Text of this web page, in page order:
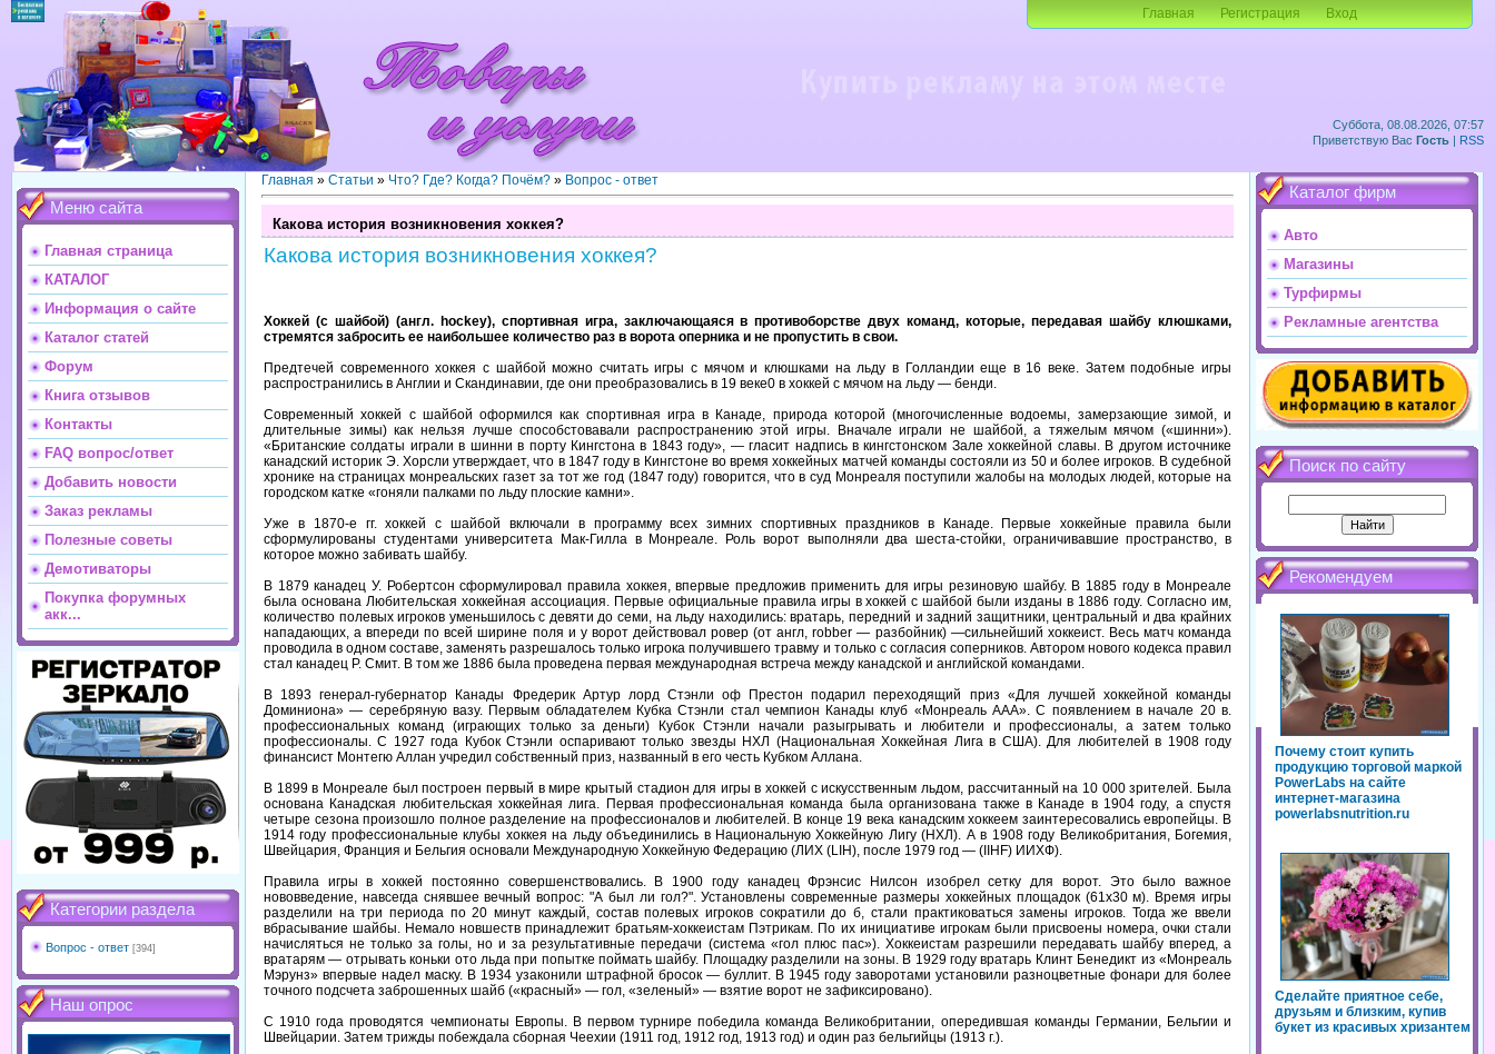
Суббота, 08.08.2026, 07:57
Приветствую Вас Гость | RSS
Главная Регистрация Вход
Меню сайта
Главная страница
КАТАЛОГ
Информация о сайте
Каталог статей
Форум
Книга отзывов
Контакты
FAQ вопрос/ответ
Добавить новости
Заказ рекламы
Полезные советы
Демотиваторы
Покупка форумных
акк...
Категории раздела
Вопрос - ответ [394]
Наш опрос
Главная » Статьи » Что? Где? Когда? Почём? » Вопрос - ответ
Какова история возникновения хоккея?
Какова история возникновения хоккея?
Хоккей (с шайбой) (англ. hockey), спортивная игра, заключающаяся в противоборстве двух команд, которые, передавая шайбу клюшками,
стремятся забросить ее наибольшее количество раз в ворота оперника и не пропустить в свои.
Предтечей современного хоккея с шайбой можно считать игры с мячом и клюшками на льду в Голландии еще в 16 веке. Затем подобные игры
распространились в Англии и Скандинавии, где они преобразовались в 19 веке0 в хоккей с мячом на льду — бенди.
Современный хоккей с шайбой оформился как спортивная игра в Канаде, природа которой (многочисленные водоемы, замерзающие зимой, и
длительные зимы) как нельзя лучше способстовавали распространению этой игры. Вначале играли не шайбой, а тяжелым мячом («шинни»).
«Британские солдаты играли в шинни в порту Кингстона в 1843 году», — гласит надпись в кингстонском Зале хоккейной славы. В другом источнике
канадский историк Э. Хорсли утверждает, что в 1847 году в Кингстоне во время хоккейных матчей команды состояли из 50 и более игроков. В судебной
хронике на страницах монреальских газет за тот же год (1847 году) говорится, что в суд Монреаля поступили жалобы на молодых людей, которые на
городском катке «гоняли палками по льду плоские камни».
Уже в 1870-е гг. хоккей с шайбой включали в программу всех зимних спортивных праздников в Канаде. Первые хоккейные правила были
сформулированы студентами университета Мак-Гилла в Монреале. Роль ворот выполняли два шеста-стойки, ограничивавшие пространство, в
которое можно забивать шайбу.
В 1879 канадец У. Робертсон сформулировал правила хоккея, впервые предложив применить для игры резиновую шайбу. В 1885 году в Монреале
была основана Любительская хоккейная ассоциация. Первые официальные правила игры в хоккей с шайбой были изданы в 1886 году. Согласно им,
количество полевых игроков уменьшилось с девяти до семи, на льду находились: вратарь, передний и задний защитники, центральный и два крайних
нападающих, а впереди по всей ширине поля и у ворот действовал ровер (от англ, robber — разбойник) —сильнейший хоккеист. Весь матч команда
проводила в одном составе, заменять разрешалось только игрока получившего травму и только с согласия соперников. Автором нового кодекса правил
стал канадец Р. Смит. В том же 1886 была проведена первая международная встреча между канадской и английской командами.
В 1893 генерал-губернатор Канады Фредерик Артур лорд Стэнли оф Престон подарил переходящий приз «Для лучшей хоккейной команды
Доминиона» — серебряную вазу. Первым обладателем Кубка Стэнли стал чемпион Канады клуб «Монреаль ААА». С появлением в начале 20 в.
профессиональных команд (играющих только за деньги) Кубок Стэнли начали разыгрывать и любители и профессионалы, а затем только
профессионалы. С 1927 года Кубок Стэнли оспаривают только звезды НХЛ (Национальная Хоккейная Лига в США). Для любителей в 1908 году
финансист Монтегю Аллан учредил собственный приз, названный в его честь Кубком Аллана.
В 1899 в Монреале был построен первый в мире крытый стадион для игры в хоккей с искусственным льдом, рассчитанный на 10 000 зрителей. Была
основана Канадская любительская хоккейная лига. Первая профессиональная команда была организована также в Канаде в 1904 году, а спустя
четыре сезона произошло полное разделение на профессионалов и любителей. В конце 19 века канадским хоккеем заинтересовались европейцы. В
1914 году профессиональные клубы хоккея на льду объединились в Национальную Хоккейную Лигу (НХЛ). А в 1908 году Великобритания, Богемия,
Швейцария, Франция и Бельгия основали Международную Хоккейную Федерацию (ЛИХ (LIH), после 1979 год — (IIHF) ИИХФ).
Правила игры в хоккей постоянно совершенствовались. В 1900 году канадец Фрэнсис Нилсон изобрел сетку для ворот. Это было важное
нововведение, навсегда снявшее вечный вопрос: "А был ли гол?". Установлены современные размеры хоккейных площадок (61x30 м). Время игры
разделили на три периода по 20 минут каждый, состав полевых игроков сократили до б, стали практиковаться замены игроков. Тогда же ввели
вбрасывание шайбы. Немало новшеств принадлежит братьям-хоккеистам Пэтрикам. По их инициативе игрокам были присвоены номера, очки стали
начисляться не только за голы, но и за результативные передачи (система «гол плюс пас»). Хоккеистам разрешили передавать шайбу вперед, а
вратарям — отрывать коньки ото льда при попытке поймать шайбу. Площадку разделили на зоны. В 1929 году вратарь Клинт Бенедикт из «Монреаль
Мэрунз» впервые надел маску. В 1934 узаконили штрафной бросок — буллит. В 1945 году заворотами установили разноцветные фонари для более
точного подсчета заброшенных шайб («красный» — гол, «зеленый» — взятие ворот не зафиксировано).
С 1910 года проводятся чемпионаты Европы. В первом турнире победила команда Великобритании, опередившая команды Германии, Бельгии и
Швейцарии. Затем трижды побеждала сборная Чеехии (1911 год, 1912 год, 1913 год) и один раз бельгийцы (1913 г.).
Каталог фирм
Авто
Магазины
Турфирмы
Рекламные агентства
Поиск по сайту
Рекомендуем
Почему стоит купить
продукцию торговой маркой
PowerLabs на сайте
интернет-магазина
powerlabsnutrition.ru
Сделайте приятное себе,
друзьям и близким, купив
букет из красивых хризантем